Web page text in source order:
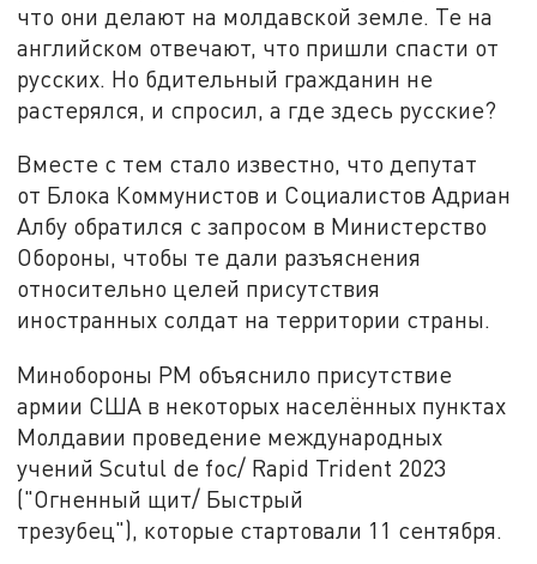
что они делают на молдавской земле. Те на
английском отвечают, что пришли спасти от
русских. Но бдительный гражданин не
растерялся, и спросил, а где здесь русские?
Вместе с тем стало известно, что депутат
от Блока Коммунистов и Социалистов Адриан
Албу обратился с запросом в Министерство
Обороны, чтобы те дали разъяснения
относительно целей присутствия
иностранных солдат на территории страны.
Минобороны РМ объяснило присутствие
армии США в некоторых населённых пунктах
Молдавии проведение международных
учений Scutul de foc/ Rapid Trident 2023
("Огненный щит/ Быстрый
трезубец"), которые стартовали 11 сентября.